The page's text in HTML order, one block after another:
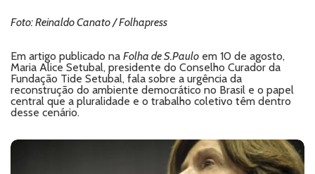
Foto: Reinaldo Canato / Folhapress
Em artigo publicado na Folha de S.Paulo em 10 de agosto,
Maria Alice Setubal, presidente do Conselho Curador da
Fundação Tide Setubal, fala sobre a urgência da
reconstrução do ambiente democrático no Brasil e o papel
central que a pluralidade e o trabalho coletivo têm dentro
desse cenário.